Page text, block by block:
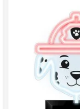
(ze złączem